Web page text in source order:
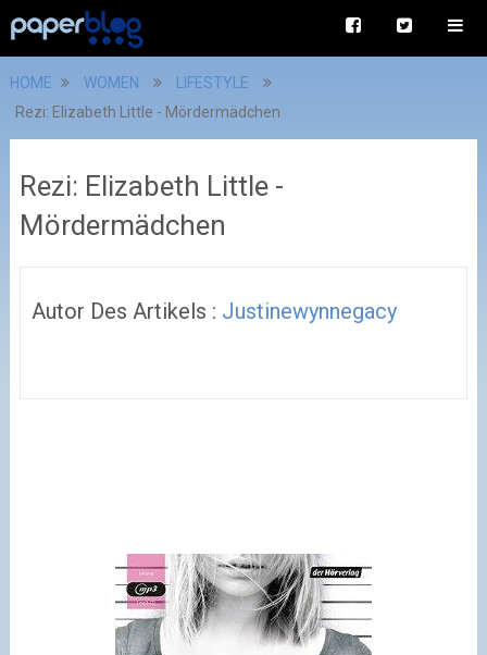
HOME WOMEN
LIFESTYLE
Rezi: Elizabeth Little - Mördermädchen
Rezi: Elizabeth Little -
Mördermädchen
Autor Des Artikels : Justinewynnegacy